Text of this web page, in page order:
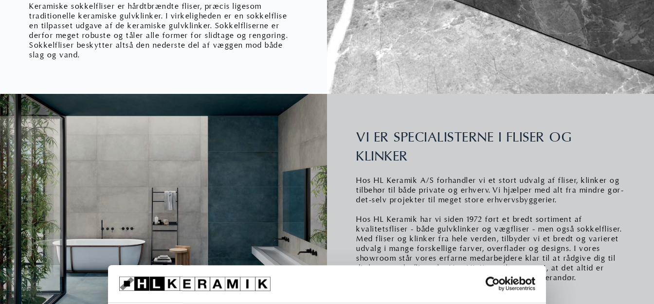
Keramiske sokkelfliser er hårdtbrændte fliser, præcis ligesom
traditionelle keramiske gulvklinker. I virkeligheden er en sokkelflise
en tilpasset udgave af de keramiske gulvklinker. Sokkelfliserne er
derfor meget robuste og tåler alle former for slidtage og rengøring.
Sokkelfliser beskytter altså den nederste del af væggen mod både
slag og vand.
VI ER SPECIALISTERNE I FLISER OG
KLINKER
Hos HL Keramik A/S forhandler vi et stort udvalg af fliser, klinker og
tilbehør til både private og erhverv. Vi hjælper med alt fra mindre gør-
det-selv projekter til meget store erhvervsbyggerier.
Hos HL Keramik har vi siden 1972 ført et bredt sortiment af
kvalitetsfliser - både gulvklinker og vægfliser - men også sokkelfliser.
Med fliser og klinker fra hele verden, tilbyder vi et bredt og varieret
udvalg i mange forskellige farver, overflader og designs. I vores
showroom står vores erfarne medarbejdere klar til at rådgive dig til
dit kommende flisevalg. Hos HL Keramik mener vi, at det altid er
vigtigt at rådføre dig med en professionel fliseleverandør.